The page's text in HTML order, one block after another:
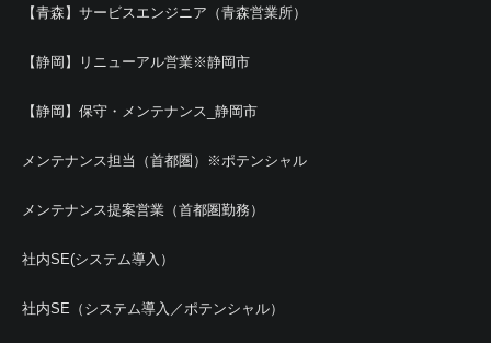
【青森】サービスエンジニア（青森営業所）
【静岡】リニューアル営業※静岡市
【静岡】保守・メンテナンス_静岡市
メンテナンス担当（首都圏）※ポテンシャル
メンテナンス提案営業（首都圏勤務）
社内SE(システム導入）
社内SE（システム導入／ポテンシャル）